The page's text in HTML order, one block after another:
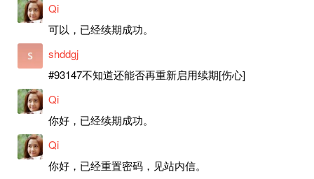
Qi
可以，已经续期成功。
shddgj
#93147不知道还能否再重新启用续期[伤心]
Qi
你好，已经续期成功。
Qi
你好，已经重置密码，见站内信。